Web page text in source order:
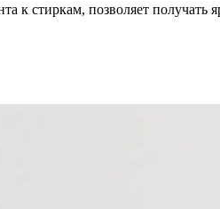
к стиркам, позволяет